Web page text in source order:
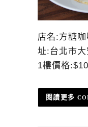
店名:方糖
址:台北市
1樓價格